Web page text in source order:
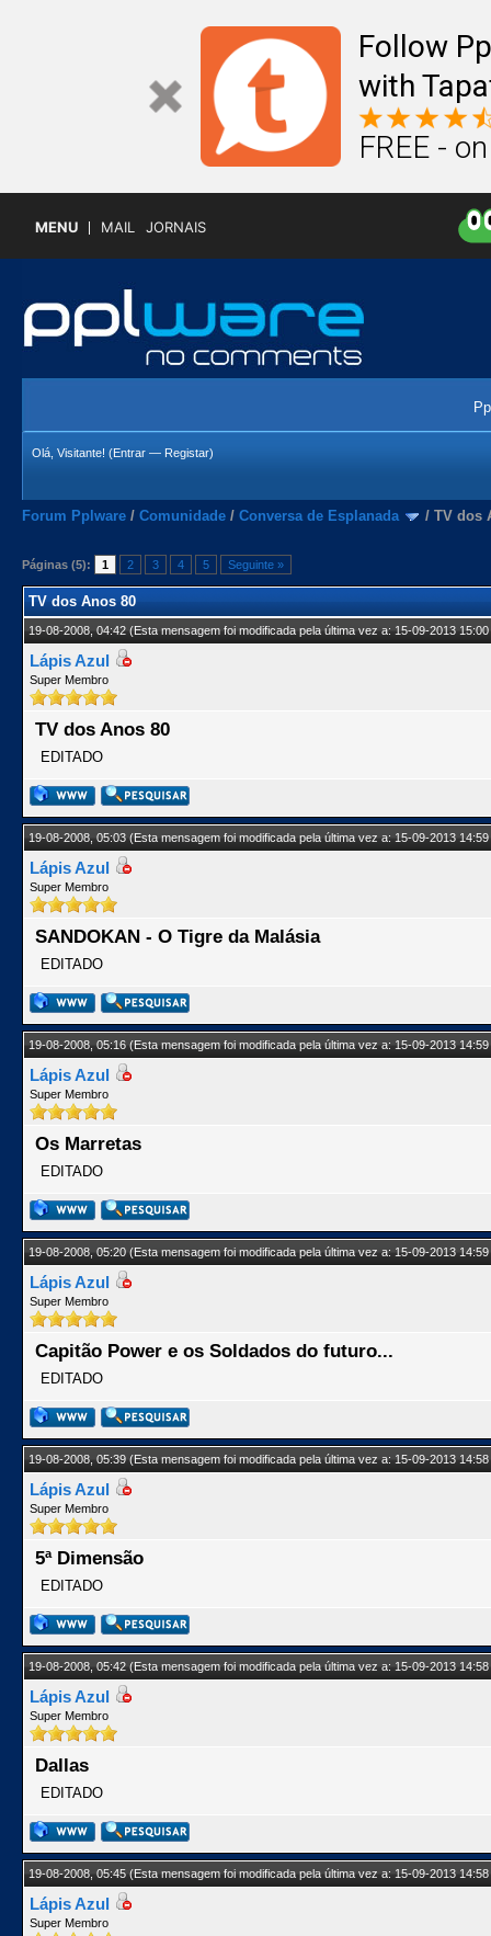
Follow
with
FREE -
MENU MAIL JORNAIS
Olá, Visitante! (Entrar — Registar)
Forum Pplware / Comunidade / Conversa de Esplanada / TV dos
Páginas (5): 1 2 3 4 5 Seguinte »
TV dos Anos 80
19-08-2008, 04:42(Esta mensagem foi modificada pela última vez a: 15-09-2013
Lápis Azul
Super Membro
TV dos Anos 80
EDITADO
19-08-2008, 05:03(Esta mensagem foi modificada pela última vez a: 15-09-2013
Lápis Azul
Super Membro
SANDOKAN - O Tigre da Malásia
EDITADO
19-08-2008, 05:16(Esta mensagem foi modificada pela última vez a: 15-09-2013
Lápis Azul
Super Membro
Os Marretas
EDITADO
19-08-2008, 05:20(Esta mensagem foi modificada pela última vez a: 15-09-2013
Lápis Azul
Super Membro
Capitão Power e os Soldados do futuro...
EDITADO
19-08-2008, 05:39(Esta mensagem foi modificada pela última vez a: 15-09-2013
Lápis Azul
Super Membro
5ª Dimensão
EDITADO
19-08-2008, 05:42(Esta mensagem foi modificada pela última vez a: 15-09-2013
Lápis Azul
Super Membro
Dallas
EDITADO
19-08-2008, 05:45(Esta mensagem foi modificada pela última vez a: 15-09-2013
Lápis Azul
Super Membro